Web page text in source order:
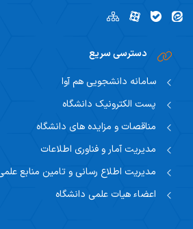
دسترسی سریع
سامانه دانشجویی هم آوا
پست الکترونیک دانشگاه
مناقصات و مزایده های دانشگاه
مدیریت آمار و فناوری اطلاعات
مدیریت اطلاع رسانی و تامین منابع
اعضاء هیات علمی دانشگاه